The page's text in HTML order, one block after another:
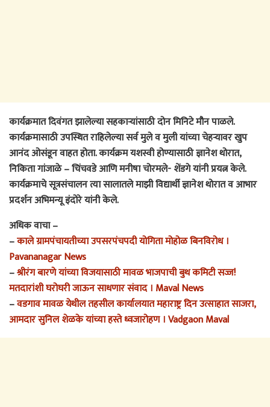
कार्यक्रमात दिवंगत झालेल्या सहकाऱ्यांसाठी दोन मिनिटे मौन पाळले.
कार्यक्रमासाठी उपस्थित राहिलेल्या सर्व मुले व मुली यांच्या चेहऱ्यावर खुप
आनंद ओसंडून वाहत होता. कार्यक्रम यशस्वी होण्यासाठी ज्ञानेश थोरात,
निकिता गांजाळे – चिंचवडे आणि मनीषा चोरमले- शेंडगे यांनी प्रयत्न केले.
कार्यक्रमाचे सूत्रसंचालन त्या सालातले माझी विद्यार्थी ज्ञानेश थोरात व आभार
प्रदर्शन अभिमन्यू इंदोरे यांनी केले.
अधिक वाचा –
–काले ग्रामपंचायतीच्या उपसरपंचपदी योगिता मोहोळ बिनविरोध ।
Pavananagar News
–श्रीरंग बारणे यांच्या विजयासाठी मावळ भाजपाची बुथ कमिटी सज्ज!
मतदारांशी घरोघरी जाऊन साधणार संवाद । Maval News
–वडगाव मावळ येथील तहसील कार्यालयात महाराष्ट्र दिन उत्साहात साजरा,
आमदार सुनिल शेळके यांच्या हस्ते ध्वजारोहण । Vadgaon Maval